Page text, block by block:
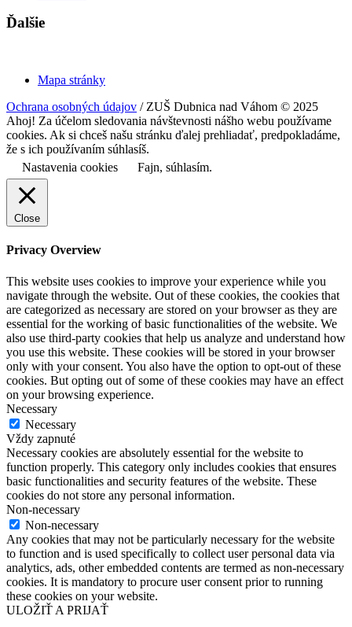
Ďalšie
Mapa stránky
Ochrana osobných údajov / ZUŠ Dubnica nad Váhom © 2025
Ahoj! Za účelom sledovania návštevnosti nášho webu používame
cookies. Ak si chceš našu stránku ďalej prehliadať, predpokladáme,
že s ich používaním súhlasíš.
Nastavenia cookies
Fajn, súhlasím.
Close
Privacy Overview
This website uses cookies to improve your experience while you
navigate through the website. Out of these cookies, the cookies that
are categorized as necessary are stored on your browser as they are
essential for the working of basic functionalities of the website. We
also use third-party cookies that help us analyze and understand how
you use this website. These cookies will be stored in your browser
only with your consent. You also have the option to opt-out of these
cookies. But opting out of some of these cookies may have an effect
on your browsing experience.
Necessary
Necessary
Vždy zapnuté
Necessary cookies are absolutely essential for the website to
function properly. This category only includes cookies that ensures
basic functionalities and security features of the website. These
cookies do not store any personal information.
Non-necessary
Non-necessary
Any cookies that may not be particularly necessary for the website
to function and is used specifically to collect user personal data via
analytics, ads, other embedded contents are termed as non-necessary
cookies. It is mandatory to procure user consent prior to running
these cookies on your website.
ULOŽIŤ A PRIJAŤ